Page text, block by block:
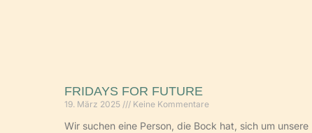
FRIDAYS FOR FUTURE
19. März 2025 Keine Kommentare
Wir suchen eine Person, die Bock hat, sich um unsere